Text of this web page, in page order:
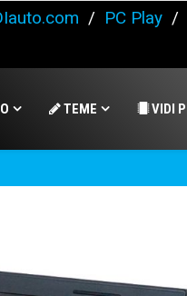
/ PC Play /
TEME VIDI